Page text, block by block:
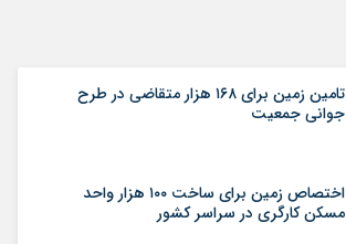
تامین زمین برای ۱۶۸ هزار متقاضی در طرح
جوانی جمعیت
اختصاص زمین برای ساخت ۱۰۰ هزار واحد
مسکن کارگری در سراسر کشور